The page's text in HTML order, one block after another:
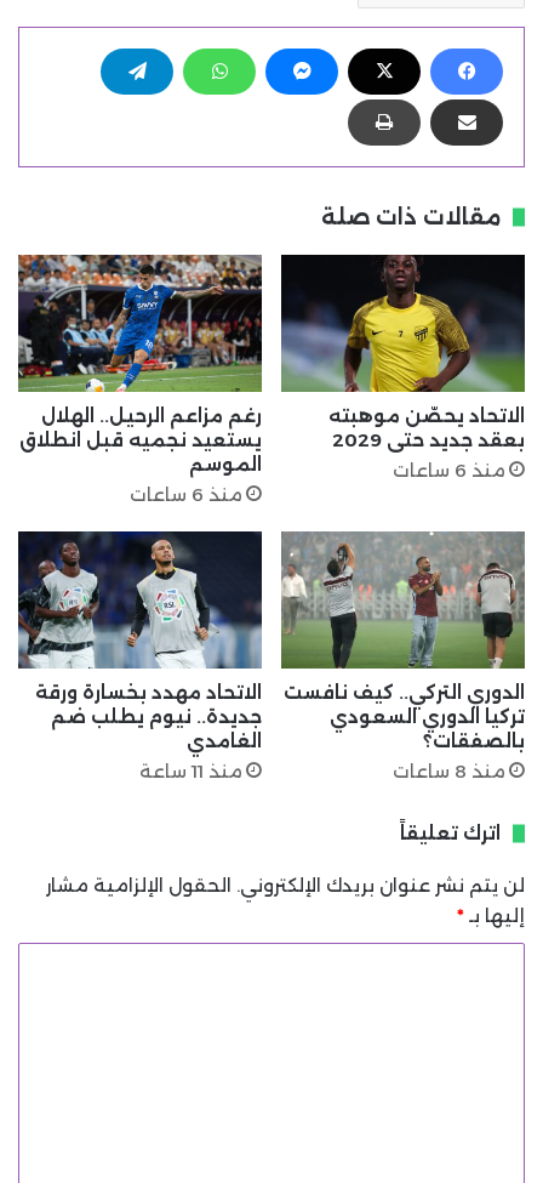
مقالات ذات صلة
الاتحاد يحصّن موهبته
بعقد جديد حتى 2029
منذ 6 ساعات
رغم مزاعم الرحيل.. الهلال
يستعيد نجميه قبل انطلاق
الموسم
منذ 6 ساعات
الدوري التركي.. كيف نافست
تركيا الدوري السعودي
بالصفقات؟
منذ 8 ساعات
الاتحاد مهدد بخسارة ورقة
جديدة.. نيوم يطلب ضم
الغامدي
منذ 11 ساعة
اترك تعليقاً
لن يتم نشر عنوان بريدك الإلكتروني. الحقول الإلزامية مشار
إليها بـ *